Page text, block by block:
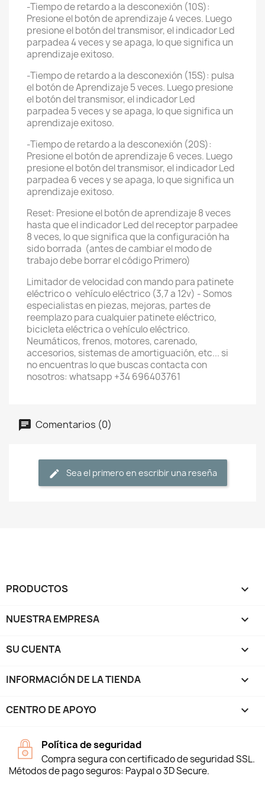
-Tiempo de retardo a la desconexión (10S):
Presione el botón de aprendizaje 4 veces. Luego
presione el botón del transmisor, el indicador Led
parpadea 4 veces y se apaga, lo que significa un
aprendizaje exitoso.
-Tiempo de retardo a la desconexión (15S): pulsa
el botón de Aprendizaje 5 veces. Luego presione
el botón del transmisor, el indicador Led
parpadea 5 veces y se apaga, lo que significa un
aprendizaje exitoso.
-Tiempo de retardo a la desconexión (20S):
Presione el botón de aprendizaje 6 veces. Luego
presione el botón del transmisor, el indicador Led
parpadea 6 veces y se apaga, lo que significa un
aprendizaje exitoso.
Reset: Presione el botón de aprendizaje 8 veces
hasta que el indicador Led del receptor parpadee
8 veces, lo que significa que la configuración ha
sido borrada (antes de cambiar el modo de
trabajo debe borrar el código Primero)
Limitador de velocidad con mando para patinete
eléctrico o vehículo eléctrico (3,7 a 12v) - Somos
especialistas en piezas, mejoras, partes de
reemplazo para cualquier patinete eléctrico,
bicicleta eléctrica o vehículo eléctrico.
Neumáticos, frenos, motores, carenado,
accesorios, sistemas de amortiguación, etc... si
no encuentras lo que buscas contacta con
nosotros: whatsapp +34 696403761
Comentarios (0)
Sea el primero en escribir una reseña
PRODUCTOS 
NUESTRA EMPRESA 
SU CUENTA 
INFORMACIÓN DE LA TIENDA keyboard_arrow_down
CENTRO DE APOYO 
Política de seguridad
Compra segura con certificado de seguridad SSL.
Métodos de pago seguros: Paypal o 3D Secure.